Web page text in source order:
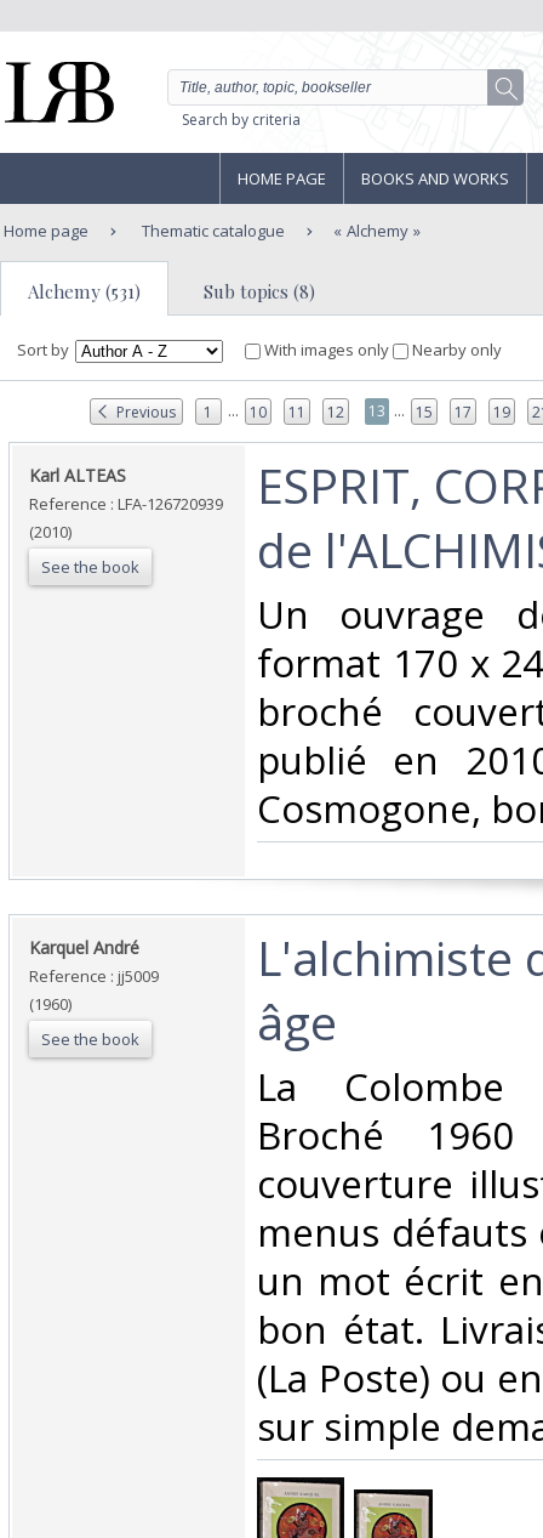
Search by criteria
HOME PAGE BOOKS AND WORKS
Home page Thematic catalogue Alchemy
Alchemy (531) Sub topics (8)
Sort by With images only Nearby only
Previous 1 ... 10 11 12 13 ... 15 17 19
‎Karl ALTEAS‎
Reference : LFA-126720939
(2010)
See the book
‎ESPRIT,
de
‎Un ouvrage
format 170 x
broché
publié en
Cosmogone,
‎Karquel André‎
Reference : jj5009
(1960)
See the book
‎L'alchimiste
âge‎
‎La Colombe
Broché
couverture
menus
un mot écrit
bon état.
(La Poste) ou
sur simple